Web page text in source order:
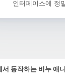
인터페이스에 정
서 동작하는 비누 애